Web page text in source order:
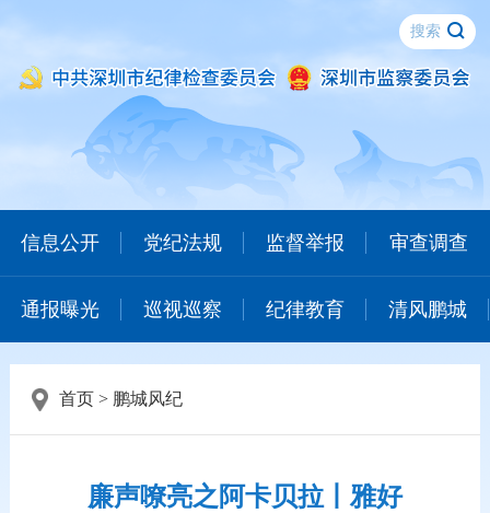
信息公开 党纪法规 监督举报 审查调查
通报曝光 巡视巡察 纪律教育 清风鹏城
首页> 鹏城风纪
廉声嘹亮之阿卡贝拉丨雅好